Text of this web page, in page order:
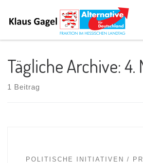
Tägliche Archive:4.
1 Beitrag
POLITISCHE INITIATIVEN